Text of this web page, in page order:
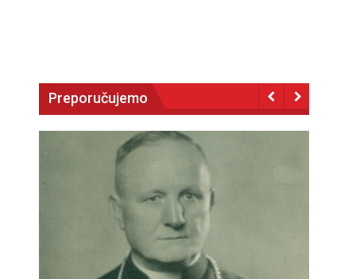
Preporučujemo